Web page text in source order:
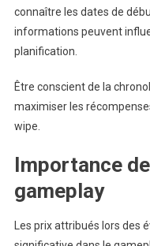
connaître les dates de
informations peuvent
planification.
Être conscient de la
maximiser les
wipe.
Importance
gameplay
Les prix attribués lors des